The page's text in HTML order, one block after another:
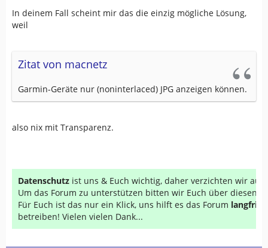
In deinem Fall scheint mir das die einzig mögliche Lösung,
weil
Zitat von macnetz
Garmin-Geräte nur (noninterlaced) JPG anzeigen können.
also nix mit Transparenz.
Datenschutz ist uns & Euch wichtig, daher verzichten wir auf
Um das Forum zu unterstützen bitten wir Euch über diesen
Für Euch ist das nur ein Klick, uns hilft es das Forum
betreiben! Vielen vielen Dank...